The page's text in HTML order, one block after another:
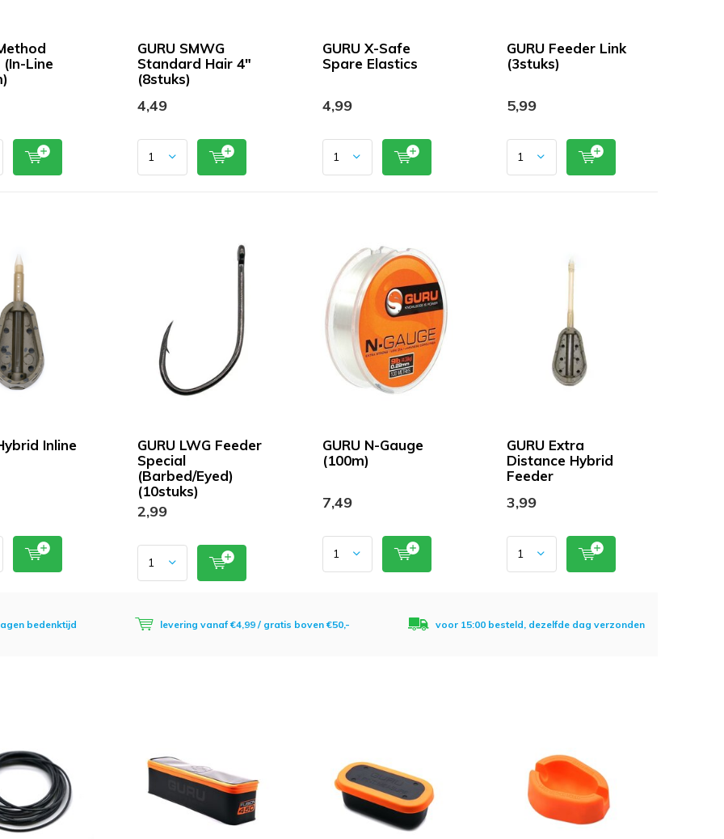
Line
GURU SMWG
Standard Hair 4"
(8stuks)
4,49
GURU X-Safe
Spare Elastics
4,99
GURU Feeder Link
(3stuks)
5,99
Inline
GURU LWG Feeder
Special
(Barbed/Eyed)
(10stuks)
2,99
GURU N-Gauge
(100m)
7,49
GURU Extra
Distance Hybrid
Feeder
3,99
bedenktijd levering vanaf €4,99 / gratis boven €50,- voor 15:00 besteld, dezelfde dag verzonden